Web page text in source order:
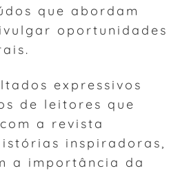
que abordam
oportunidades
expressivos
de leitores que
a revista
inspiradoras,
a importância da